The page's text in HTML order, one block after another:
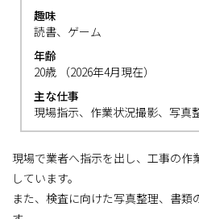
趣味
読書、ゲーム
年齢
20歳 （2026年4月現在）
主な仕事
現場指示、作業状況撮影、写真
現場で業者へ指示を出し、工事の作
しています。
また、検査に向けた写真整理、書類